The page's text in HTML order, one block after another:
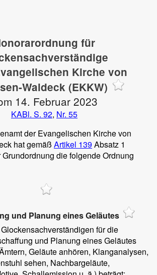
für
Kirche von
Waldeck (EKKW)
14. Februar 2023
KABl. S. 92, Nr. 55
der Evangelischen Kirche von
hat gemäß Artikel 139Absatz 1
die folgende Ordnung
und Planung eines Geläutes
für die
und Planung eines Geläutes
Geläute anhören, Klanganalysen,
sehen, Nachbargeläute,